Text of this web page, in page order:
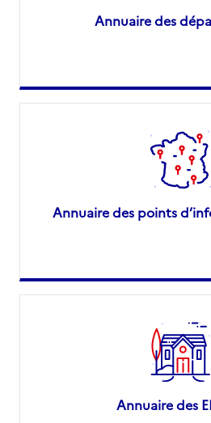
Annuaire des
Annuaire des points
Annuaire des